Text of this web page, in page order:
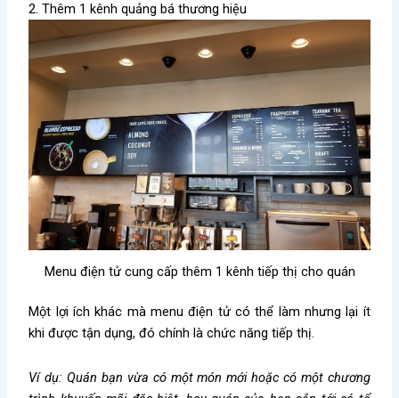
2. Thêm 1 kênh quảng bá thương hiệu
Menu điện tử cung cấp thêm 1 kênh tiếp thị cho quán
Một lợi ích khác mà menu điện tử có thể làm nhưng lại ít
khi được tận dụng, đó chính là chức năng tiếp thị.
Ví dụ: Quán bạn vừa có một món mới hoặc có một chương